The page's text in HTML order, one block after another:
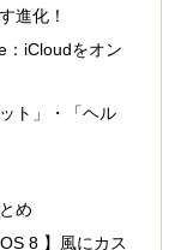
進化！
：iCloudをオン
ト」・「ヘル
め
8 】風にカス